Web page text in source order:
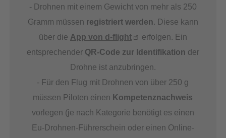
- Drohnen mit einem Gewicht von mehr als 250
Gramm müssen registriert werden. Diese kann
über die App von d-flight
erfolgen. Ein
entsprechender QR-Code zur Identifikation der
Drohne ist anzubringen.
- Für den Flug mit Drohnen von über 250 g
müssen Piloten einen Kompetenznachweis
vorlegen (je nach Kategorie benötigt es einen
Eu-Drohnen-Führerschein oder einen Online-